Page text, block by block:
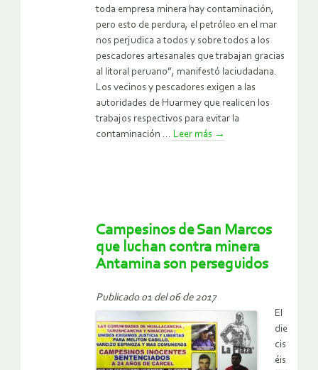
toda empresa minera hay contaminación,
pero esto de perdura, el petróleo en el mar
nos perjudica a todos y sobre todos a los
pescadores artesanales que trabajan gracias
al litoral peruano”, manifestó laciudadana.
Los vecinos y pescadores exigen a las
autoridades de Huarmey que realicen los
trabajos respectivos para evitar la
contaminación ... Leer más →
Campesinos de San Marcos
que luchan contra minera
Antamina son perseguidos
Publicado 01 del 06 de 2017
El
die
cis
éis